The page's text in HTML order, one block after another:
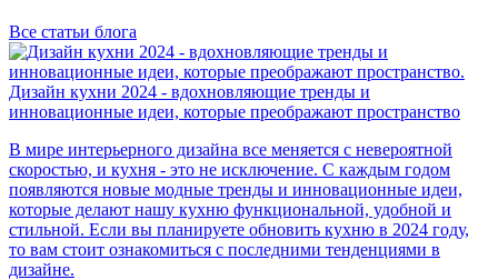
Все статьи блога
Дизайн кухни 2024 - вдохновляющие тренды и
инновационные идеи, которые преображают пространство
В мире интерьерного дизайна все меняется с невероятной
скоростью, и кухня - это не исключение. С каждым годом
появляются новые модные тренды и инновационные идеи,
которые делают нашу кухню функциональной, удобной и
стильной. Если вы планируете обновить кухню в 2024 году,
то вам стоит ознакомиться с последними тенденциями в
дизайне.